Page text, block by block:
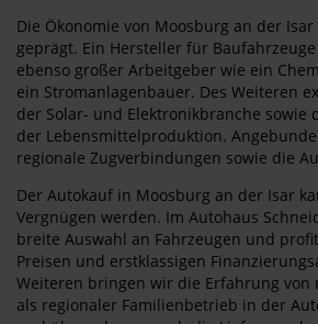
Die Ökonomie von Moosburg an der
geprägt. Ein Hersteller für
ebenso großer Arbeitgeber wie ein
ein Stromanlagenbauer. Des Weiteren
der Solar- und Elektronikbranche sowie
der Lebensmittelproduktion.
regionale Zugverbindungen sowie die
Der Autokauf in Moosburg an der Isar
Vergnügen werden. Im Autohaus
breite Auswahl an Fahrzeugen und
Preisen und erstklassigen
Weiteren bringen wir die Erfahrung von
als regionaler Familienbetrieb in der